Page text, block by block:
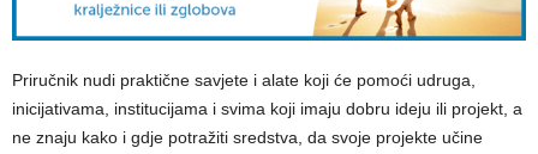
Priručnik nudi praktične savjete i alate koji će pomoći udruga,
inicijativama, institucijama i svima koji imaju dobru ideju ili projekt, a
ne znaju kako i gdje potražiti sredstva, da svoje projekte učine